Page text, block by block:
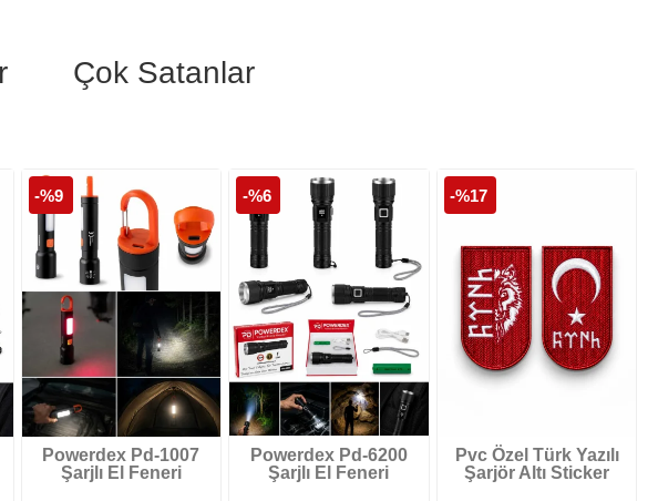
Çok Satanlar
-%9
Powerdex Pd-1007
Şarjlı El Feneri
-%6
Powerdex Pd-6200
Şarjlı El Feneri
-%17
Pvc Özel Türk Yazılı
Şarjör Altı Sticker